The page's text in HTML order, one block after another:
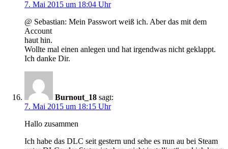
7. Mai 2015 um 18:04 Uhr
@ Sebastian: Mein Passwort weiß ich. Aber das mit dem
Account
haut hin.
Wollte mal einen anlegen und hat irgendwas nicht geklappt.
Ich danke Dir.
Burnout_18 sagt:
7. Mai 2015 um 18:15 Uhr
Hallo zusammen
Ich habe das DLC seit gestern und sehe es nun au bei Steam